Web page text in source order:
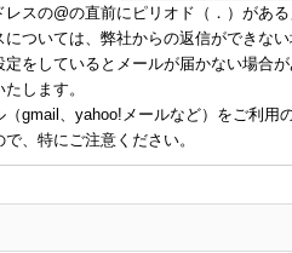
スの@の直前にピリオド（．）があ
については、弊社からの返信ができな
をしているとメールが届かない場合
します。
gmail、yahoo!メールなど）をご利用
、特にご注意ください。